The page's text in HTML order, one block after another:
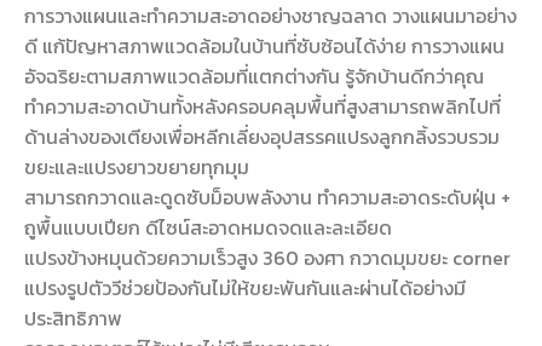
การวางแผนและทำความสะอาดอย่างชาญฉลาด วางแผนมาอย่าง
ดี แก้ปัญหาสภาพแวดล้อมในบ้านที่ซับซ้อนได้ง่าย การวางแผน
อัจฉริยะตามสภาพแวดล้อมที่แตกต่างกัน รู้จักบ้านดีกว่าคุณ
ทำความสะอาดบ้านทั้งหลังครอบคลุมพื้นที่สูงสามารถพลิกไปที่
ด้านล่างของเตียงเพื่อหลีกเลี่ยงอุปสรรคแปรงลูกกลิ้งรวบรวม
ขยะและแปรงยาวขยายทุกมุม
สามารถกวาดและดูดซับม็อบพลังงาน ทำความสะอาดระดับฝุ่น +
ถูพื้นแบบเปียก ดีไซน์สะอาดหมดจดและละเอียด
แปรงข้างหมุนด้วยความเร็วสูง 360 องศา กวาดมุมขยะ corner
แปรงรูปตัววีช่วยป้องกันไม่ให้ขยะพันกันและผ่านได้อย่างมี
ประสิทธิภาพ